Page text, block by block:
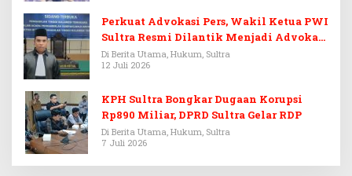
Perkuat Advokasi Pers, Wakil Ketua PWI
Sultra Resmi Dilantik Menjadi Advokat
PERADI
Di Berita Utama, Hukum, Sultra
12 Juli 2026
KPH Sultra Bongkar Dugaan Korupsi
Rp890 Miliar, DPRD Sultra Gelar RDP
Di Berita Utama, Hukum, Sultra
7 Juli 2026